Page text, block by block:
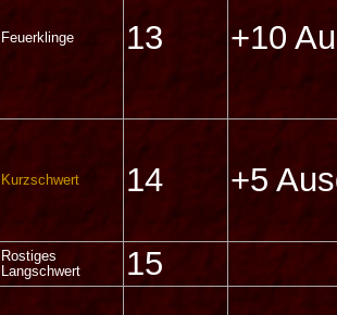
Feuerklinge 13 +10
Kurzschwert 14 +5
Rostiges
Langschwert
15